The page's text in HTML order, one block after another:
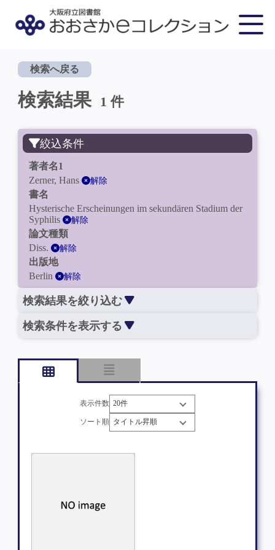
検索へ戻る
検索結果 1 件
絞込条件
著者名1
Zerner, Hans
解除
書名
Hysterische Erscheinungen im sekundären Stadium der
Syphilis
解除
論文種類
Diss.
解除
出版地
Berlin
解除
検索結果を絞り込む
検索条件を表示する
表示件数
ソート順